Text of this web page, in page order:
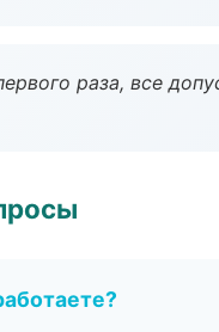
раза, все